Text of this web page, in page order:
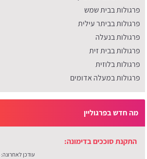
פרגולות בבית שמש
פרגולות בביתר עילית
פרגולות בנעלה
פרגולות בבית זית
פרגולות בלוזית
פרגולות במעלה אדומים
מה חדש בפרגוליין
התקנת סוככים בדימונה:
עודכן לאחרונה: